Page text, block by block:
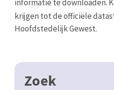
informatie te downloaden.
krijgen tot de officiële
Hoofdstedelijk Gewest.
Zoek